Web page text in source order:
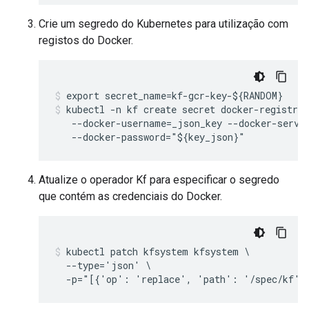
Crie um segredo do Kubernetes para utilização com
registos do Docker.
kubectl -n kf create secret docker-registry
--docker-username=_json_key --docker-
Atualize o operador Kf para especificar o segredo
que contém as credenciais do Docker.
kubectl patch kfsystem kfsystem \
  --type='json' \